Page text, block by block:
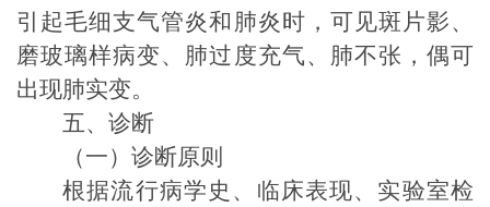
引起毛细支气管炎和肺炎时，可见斑片影、
磨玻璃样病变、肺过度充气、肺不张，偶可
出现肺实变。
五、诊断
（一）诊断原则
根据流行病学史、临床表现、实验室检